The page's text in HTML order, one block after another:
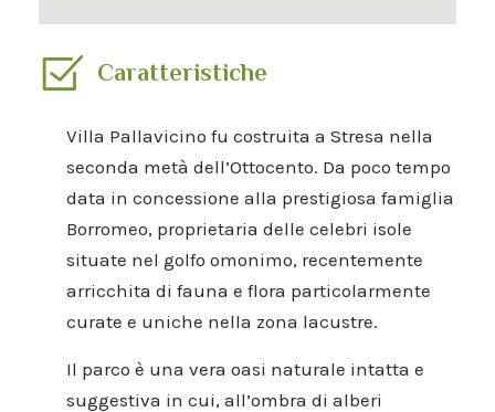
Caratteristiche
Villa Pallavicino fu costruita a Stresa nella
seconda metà dell’Ottocento. Da poco tempo
data in concessione alla prestigiosa famiglia
Borromeo, proprietaria delle celebri isole
situate nel golfo omonimo, recentemente
arricchita di fauna e flora particolarmente
curate e uniche nella zona lacustre.
Il parco è una vera oasi naturale intatta e
suggestiva in cui, all’ombra di alberi